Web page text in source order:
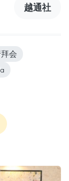
越通社
会